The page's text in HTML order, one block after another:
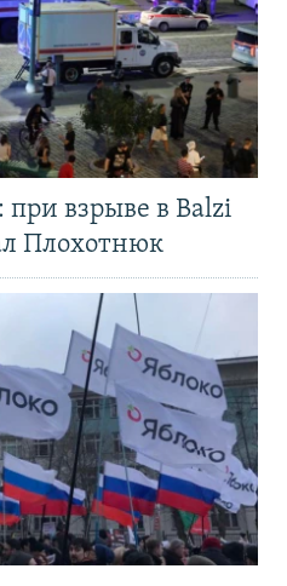
при взрыве в Balzi
Плохотнюк